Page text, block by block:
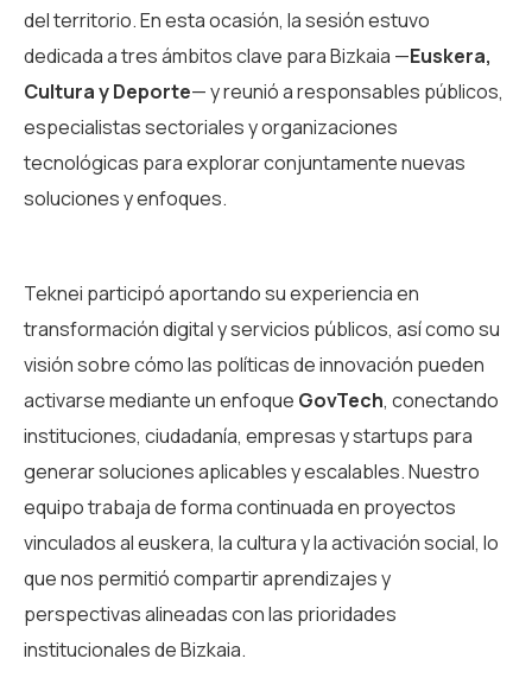
del territorio. En esta ocasión, la sesión estuvo
dedicada a tres ámbitos clave para Bizkaia —Euskera,
Cultura y Deporte— y reunió a responsables públicos,
especialistas sectoriales y organizaciones
tecnológicas para explorar conjuntamente nuevas
soluciones y enfoques.
Teknei participó aportando su experiencia en
transformación digital y servicios públicos, así como su
visión sobre cómo las políticas de innovación pueden
activarse mediante un enfoque GovTech, conectando
instituciones, ciudadanía, empresas y startups para
generar soluciones aplicables y escalables. Nuestro
equipo trabaja de forma continuada en proyectos
vinculados al euskera, la cultura y la activación social, lo
que nos permitió compartir aprendizajes y
perspectivas alineadas con las prioridades
institucionales de Bizkaia.